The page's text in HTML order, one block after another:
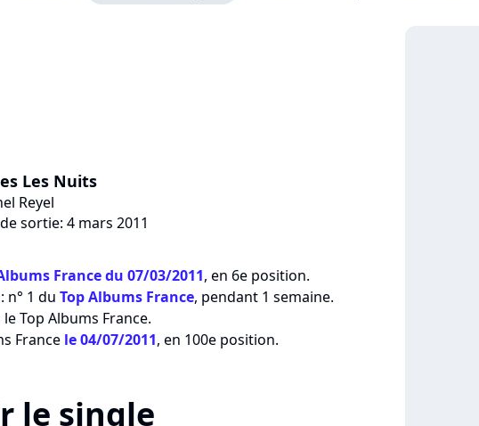
Les Nuits
Reyel
sortie: 4 mars 2011
France du 07/03/2011, en 6e position.
n° 1 du Top Albums France, pendant 1 semaine.
Top Albums France.
France le 04/07/2011, en 100e position.
le single